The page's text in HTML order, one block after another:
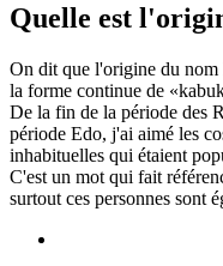
Quelle est
On dit que l'origine du
la forme continue de
De la fin de la période des
période Edo, j'ai aimé les
inhabituelles qui étaient
C'est un mot qui fait
surtout ces personnes sont